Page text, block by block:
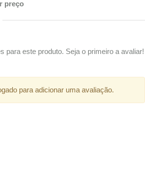
preço
para este produto. Seja o primeiro a avaliar!
para adicionar uma avaliação.